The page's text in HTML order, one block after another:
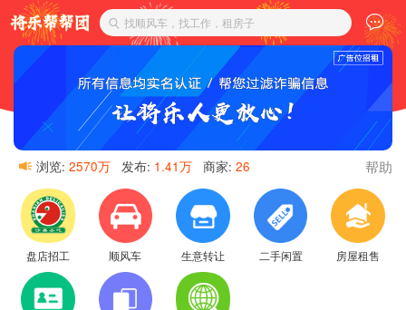
找顺风车，找工作，租房子
浏览: 2570万 发布: 1.41万 商家: 26 帮助
盘店招工 顺风车 生意转让 二手闲置 房屋租售